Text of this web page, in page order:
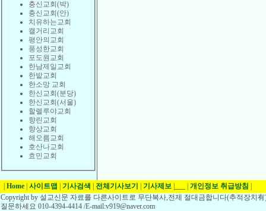
충신교회(박)
충신교회(안)
치유하는교회
캘거리교회
평안의교회
풍성한교회
포도원교회
한남제일교회
한밭교회
한소망 교회
한신교회(분당)
한신교회(서울)
할렐루야교회
향린교회
향상교회
해오름교회
호산나교회
효민교회
Home 사이트맵 기사검색 전체기사보기 기사제보 개인정보 취급방침
Copyright by 설교신문 자료를 다른사이트로 무단복사,전제 절대금합니다(추적장치
질문하세요 010-4394-4414 /E-mail:v919@naver.com